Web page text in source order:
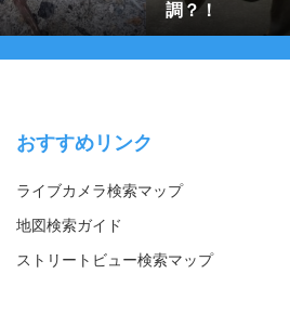
調？！
おすすめリンク
ライブカメラ検索マップ
地図検索ガイド
ストリートビュー検索マップ